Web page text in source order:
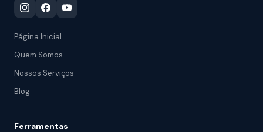
Página Inicial
Quem Somos
Nossos Serviços
Blog
Ferramentas